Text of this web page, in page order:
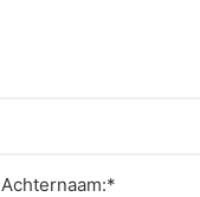
Achternaam:*